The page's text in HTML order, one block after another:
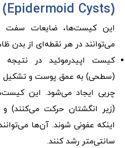
(Epidermoid Cysts)
این کیست‌ها، ضایعات سفت
می‌توانند در هر نقطه‌ای از بدن
کیست اپیدرموئید در نتیجه
(سطحی) به عمق پوست و تشکیل
چربی ایجاد می‌شود. این
(زیر انگشتان حرکت می‌کنند)
اینکه عفونی شوند. آن‌ها
سانتی‌متر رشد کنند.